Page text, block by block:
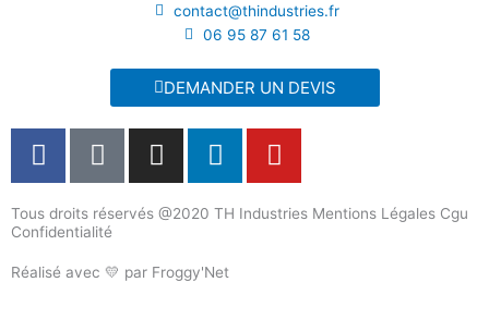
contact@thindustries.fr
06 95 87 61 58
DEMANDER UN DEVIS
F
a
e
o
T
i
t
k
I
n
t
g
L
i
k
d
Y
o
t
Tous droits réservés @2020 TH Industries Mentions Légales Cgu
Confidentialité
Réalisé avec 💛 par Froggy'Net